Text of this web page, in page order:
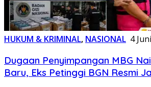
HUKUM & KRIMINAL, NASIONAL 4
Dugaan Penyimpangan MBG
Baru, Eks Petinggi BGN Resmi